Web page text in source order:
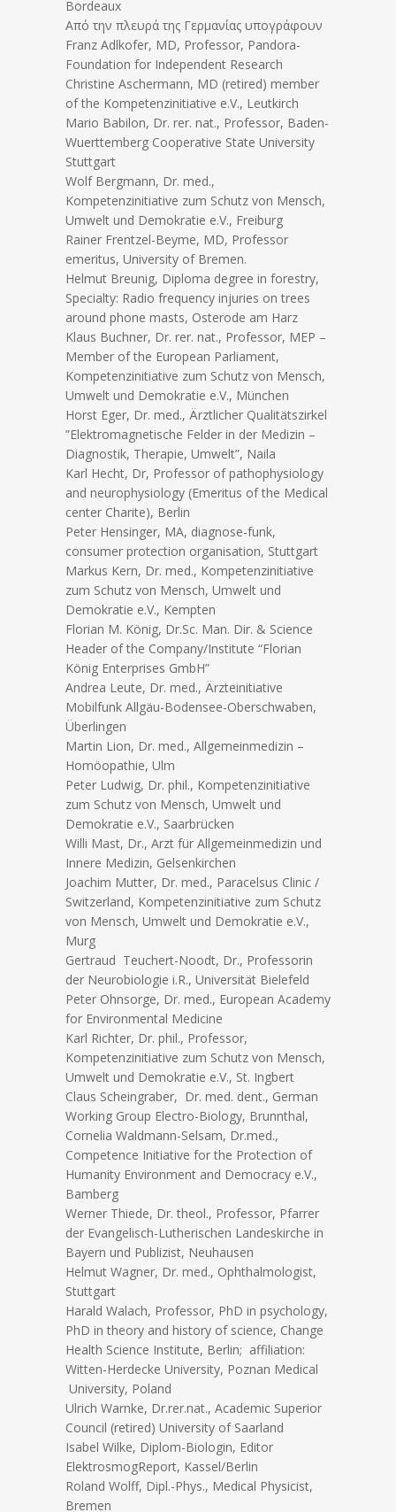
Bordeaux
Από την πλευρά της Γερμανίας υπογράφουν
Franz Adlkofer, MD, Professor, Pandora-
Foundation for Independent Research
Christine Aschermann, MD (retired) member
of the Kompetenzinitiative e.V., Leutkirch
Mario Babilon, Dr. rer. nat., Professor, Baden-
Wuerttemberg Cooperative State University
Stuttgart
Wolf Bergmann, Dr. med.,
Kompetenzinitiative zum Schutz von Mensch,
Umwelt und Demokratie e.V., Freiburg
Rainer Frentzel-Beyme, MD, Professor
emeritus, University of Bremen.
Helmut Breunig, Diploma degree in forestry,
Specialty: Radio frequency injuries on trees
around phone masts, Osterode am Harz
Klaus Buchner, Dr. rer. nat., Professor, MEP –
Member of the European Parliament,
Kompetenzinitiative zum Schutz von Mensch,
Umwelt und Demokratie e.V., München
Horst Eger, Dr. med., Ärztlicher Qualitätszirkel
”Elektromagnetische Felder in der Medizin –
Diagnostik, Therapie, Umwelt”, Naila
Karl Hecht, Dr, Professor of pathophysiology
and neurophysiology (Emeritus of the Medical
center Charite), Berlin
Peter Hensinger, MA, diagnose-funk,
consumer protection organisation, Stuttgart
Markus Kern, Dr. med., Kompetenzinitiative
zum Schutz von Mensch, Umwelt und
Demokratie e.V., Kempten
Florian M. König, Dr.Sc. Man. Dir. & Science
Header of the Company/Institute “Florian
König Enterprises GmbH”
Andrea Leute, Dr. med., Ärzteinitiative
Mobilfunk Allgäu-Bodensee-Oberschwaben,
Überlingen
Martin Lion, Dr. med., Allgemeinmedizin –
Homöopathie, Ulm
Peter Ludwig, Dr. phil., Kompetenzinitiative
zum Schutz von Mensch, Umwelt und
Demokratie e.V., Saarbrücken
Willi Mast, Dr., Arzt für Allgemeinmedizin und
Innere Medizin, Gelsenkirchen
Joachim Mutter, Dr. med., Paracelsus Clinic /
Switzerland, Kompetenzinitiative zum Schutz
von Mensch, Umwelt und Demokratie e.V.,
Murg
Gertraud Teuchert-Noodt, Dr., Professorin
der Neurobiologie i.R., Universität Bielefeld
Peter Ohnsorge, Dr. med., European Academy
for Environmental Medicine
Karl Richter, Dr. phil., Professor,
Kompetenzinitiative zum Schutz von Mensch,
Umwelt und Demokratie e.V., St. Ingbert
Claus Scheingraber, Dr. med. dent., German
Working Group Electro-Biology, Brunnthal,
Cornelia Waldmann-Selsam, Dr.med.,
Competence Initiative for the Protection of
Humanity Environment and Democracy e.V.,
Bamberg
Werner Thiede, Dr. theol., Professor, Pfarrer
der Evangelisch-Lutherischen Landeskirche in
Bayern und Publizist, Neuhausen
Helmut Wagner, Dr. med., Ophthalmologist,
Stuttgart
Harald Walach, Professor, PhD in psychology,
PhD in theory and history of science, Change
Health Science Institute, Berlin; affiliation:
Witten-Herdecke University, Poznan Medical
University, Poland
Ulrich Warnke, Dr.rer.nat., Academic Superior
Council (retired) University of Saarland
Isabel Wilke, Diplom-Biologin, Editor
ElektrosmogReport, Kassel/Berlin
Roland Wolff, Dipl.-Phys., Medical Physicist,
Bremen